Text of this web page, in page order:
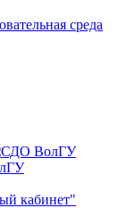
среда
кабинет"